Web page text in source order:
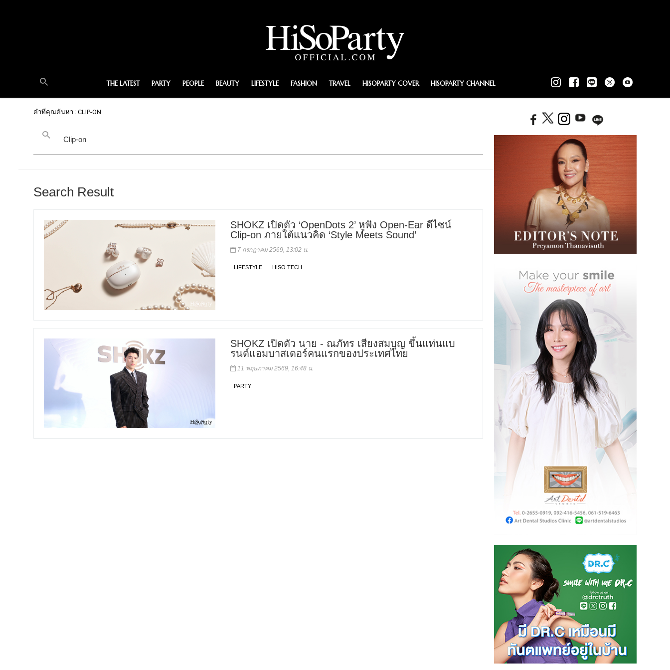
THE LATEST PARTY PEOPLE BEAUTY LIFESTYLE FASHION TRAVEL HISOPARTY COVER HISOPARTY CHANNEL
คำที่คุณค้นหา : CLIP-ON
Search Result
SHOKZ เปิดตัว ‘OpenDots 2’ หูฟัง Open-Ear ดีไซน์
Clip-on ภายใต้แนวคิด ‘Style Meets Sound’
7 กรกฎาคม 2569, 13:02 น.
LIFESTYLE HISO TECH
SHOKZ เปิดตัว นาย - ณภัทร เสียงสมบุญ ขึ้นแท่นแบ
รนด์แอมบาสเดอร์คนแรกของประเทศไทย
11 พฤษภาคม 2569, 16:48 น.
PARTY